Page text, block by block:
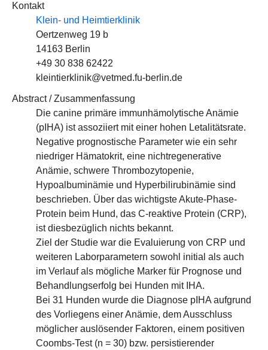
Kontakt
Klein- und Heimtierklinik
Oertzenweg 19 b
14163 Berlin
+49 30 838 62422
kleintierklinik@vetmed.fu-berlin.de
Abstract / Zusammenfassung
Die canine primäre immunhämolytische Anämie
(pIHA) ist assoziiert mit einer hohen Letalitätsrate.
Negative prognostische Parameter wie ein sehr
niedriger Hämatokrit, eine nichtregenerative
Anämie, schwere Thrombozytopenie,
Hypoalbuminämie und Hyperbilirubinämie sind
beschrieben. Über das wichtigste Akute-Phase-
Protein beim Hund, das C-reaktive Protein (CRP),
ist diesbezüglich nichts bekannt.
Ziel der Studie war die Evaluierung von CRP und
weiteren Laborparametern sowohl initial als auch
im Verlauf als mögliche Marker für Prognose und
Behandlungserfolg bei Hunden mit IHA.
Bei 31 Hunden wurde die Diagnose pIHA aufgrund
des Vorliegens einer Anämie, dem Ausschluss
möglicher auslösender Faktoren, einem positiven
Coombs-Test (n = 30) bzw. persistierender